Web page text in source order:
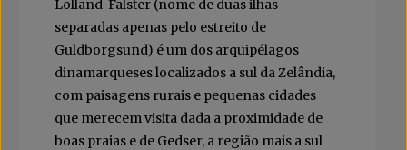
Lolland-Falster (nome de duas ilhas
separadas apenas pelo estreito de
Guldborgsund) é um dos arquipélagos
dinamarqueses localizados a sul da Zelândia,
com paisagens rurais e pequenas cidades
que merecem visita dada a proximidade de
boas praias e de Gedser, a região mais a sul